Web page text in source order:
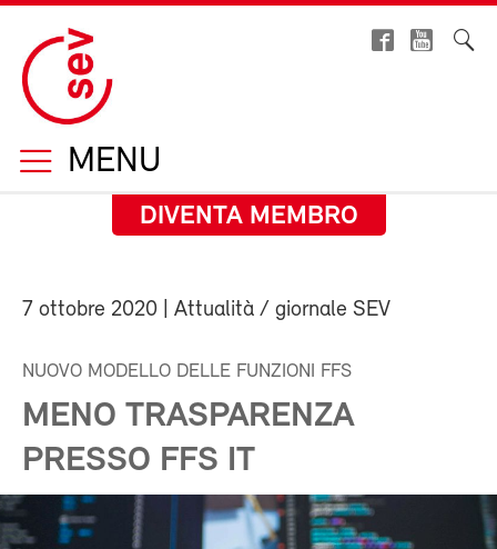
MENU
DIVENTA MEMBRO
7 ottobre 2020 | Attualità / giornale SEV
NUOVO MODELLO DELLE FUNZIONI FFS
MENO TRASPARENZA
PRESSO FFS IT